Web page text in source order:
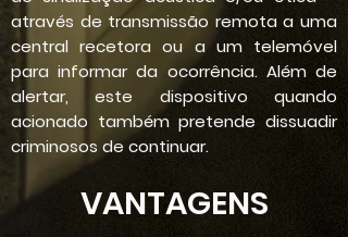
através de transmissão remota a uma
central recetora ou a um telemóvel
para informar da ocorrência. Além de
alertar, este dispositivo quando
acionado também pretende dissuadir
criminosos de continuar.
VANTAGENS